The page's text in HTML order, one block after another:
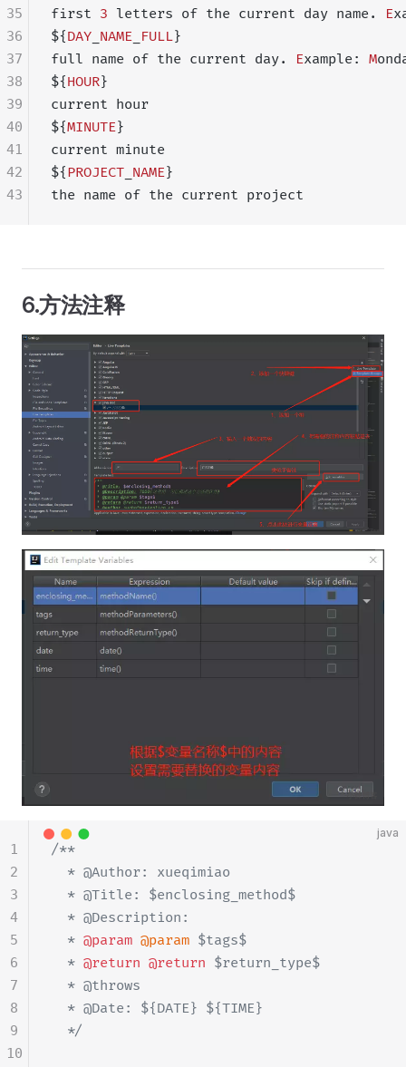
first 3 letters of the current day name. E
${DAY NAME FULL}
full name of the current day.
Example: M
${HOUR}
current hour
${MINUTE}
current minute
${PROJECT NAME}
the name of the current project
35
36
37
38
39
40
41
42
43
6.方法注释
java
/**
  * @Author: xueqimiao
  * @Title: $enclosing_method$
  * @Description:
  *
@param @param $tags$
  *
@return @return $return_type$
  * @throws
  * @Date: ${DATE} ${TIME}
  */
1
2
3
4
5
6
7
8
9
10